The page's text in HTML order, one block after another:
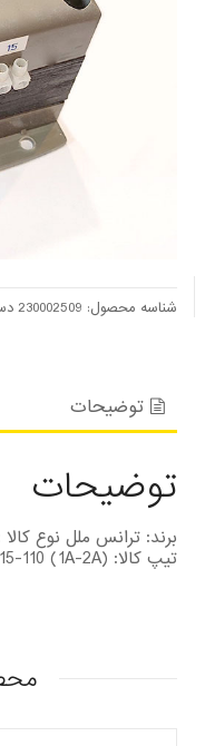
شناسه محصول: 230002509
توضیحات
توضیحات
برند: ترانس ملل نوع
تیپ کالا: (1A-2A) 380/15-110 کد کالا: 230002509